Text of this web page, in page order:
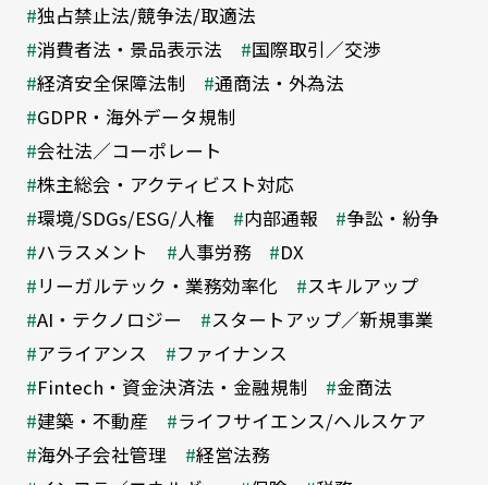
独占禁止法/競争法/取適法
消費者法・景品表示法
国際取引／交渉
経済安全保障法制
通商法・外為法
GDPR・海外データ規制
会社法／コーポレート
株主総会・アクティビスト対応
環境/SDGs/ESG/人権
内部通報
争訟・紛争
ハラスメント
人事労務
DX
リーガルテック・業務効率化
スキルアップ
AI・テクノロジー
スタートアップ／新規事業
アライアンス
ファイナンス
Fintech・資金決済法・金融規制
金商法
建築・不動産
ライフサイエンス/ヘルスケア
海外子会社管理
経営法務